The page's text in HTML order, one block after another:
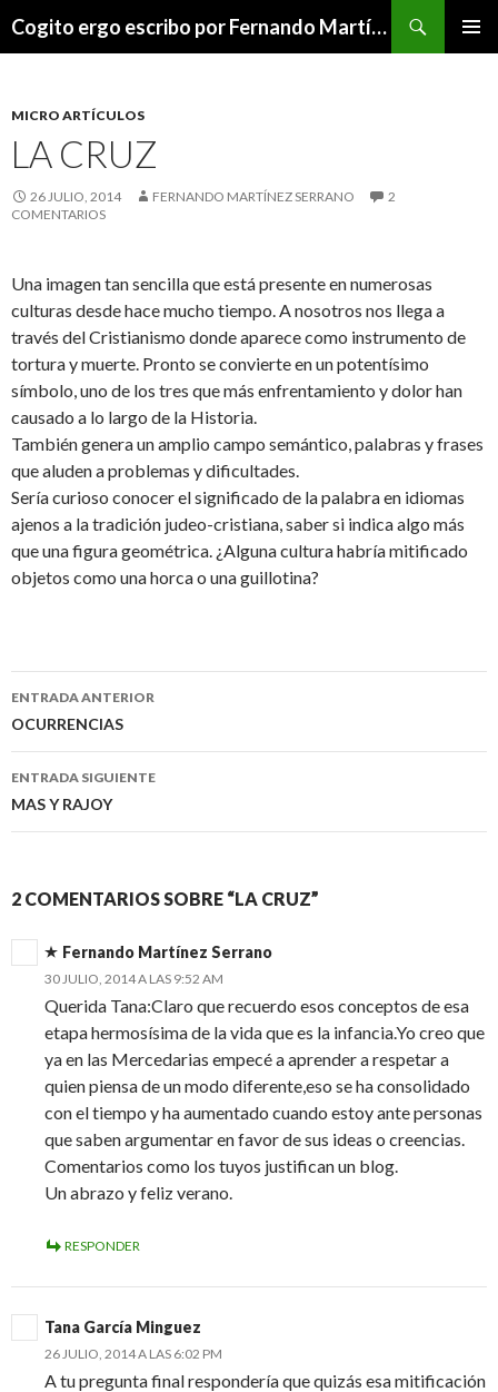
Cogito ergo escribo por Fernando Martínez Serrano
MICRO ARTÍCULOS
LA CRUZ
26 JULIO, 2014 FERNANDO MARTÍNEZ SERRANO
2
COMENTARIOS
Una imagen tan sencilla que está presente en numerosas
culturas desde hace mucho tiempo. A nosotros nos llega a
través del Cristianismo donde aparece como instrumento de
tortura y muerte. Pronto se convierte en un potentísimo
símbolo, uno de los tres que más enfrentamiento y dolor han
causado a lo largo de la Historia.
También genera un amplio campo semántico, palabras y frases
que aluden a problemas y dificultades.
Sería curioso conocer el significado de la palabra en idiomas
ajenos a la tradición judeo-cristiana, saber si indica algo más
que una figura geométrica. ¿Alguna cultura habría mitificado
objetos como una horca o una guillotina?
Navegación
de
entradas
ENTRADA ANTERIOR
OCURRENCIAS
ENTRADA SIGUIENTE
MAS Y RAJOY
2 COMENTARIOS SOBRE “LA CRUZ”
Fernando Martínez Serrano
30 JULIO, 2014 A LAS 9:52 AM
Querida Tana:Claro que recuerdo esos conceptos de esa
etapa hermosísima de la vida que es la infancia.Yo creo que
ya en las Mercedarias empecé a aprender a respetar a
quien piensa de un modo diferente,eso se ha consolidado
con el tiempo y ha aumentado cuando estoy ante personas
que saben argumentar en favor de sus ideas o creencias.
Comentarios como los tuyos justifican un blog.
Un abrazo y feliz verano.
RESPONDER
Tana García Minguez
26 JULIO, 2014 A LAS 6:02 PM
A tu pregunta final respondería que quizás esa mitificación